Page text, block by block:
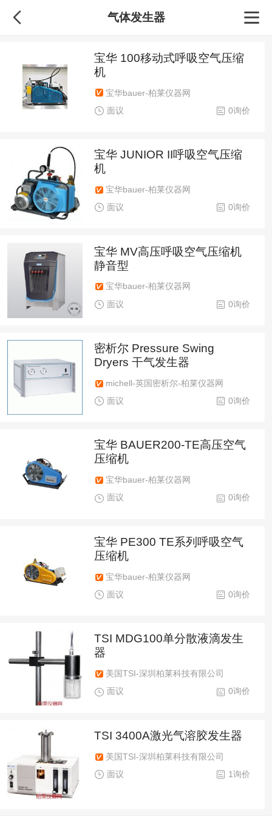
气体发生器
宝华 100移动式呼吸空气压缩
机
宝华bauer-柏莱仪器网
0询价
面议
宝华 JUNIOR II呼吸空气压缩
机
宝华bauer-柏莱仪器网
0询价
面议
宝华 MV高压呼吸空气压缩机
静音型
宝华bauer-柏莱仪器网
0询价
面议
密析尔 Pressure Swing
Dryers 干气发生器
michell-英国密析尔-柏莱仪器网
0询价
面议
宝华 BAUER200-TE高压空气
压缩机
宝华bauer-柏莱仪器网
0询价
面议
宝华 PE300 TE系列呼吸空气
压缩机
宝华bauer-柏莱仪器网
0询价
面议
TSI MDG100单分散液滴发生
器
美国TSI-深圳柏莱科技有限公司
0询价
面议
TSI 3400A激光气溶胶发生器
美国TSI-深圳柏莱科技有限公司
1询价
面议